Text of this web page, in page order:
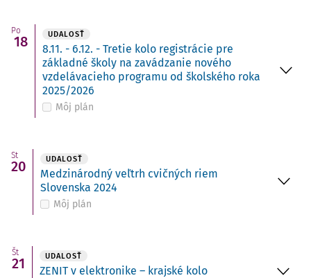
Po
18 UDALOSŤ
8.11. - 6.12. - Tretie kolo registrácie pre
základné školy na zavádzanie nového
vzdelávacieho programu od školského roka
2025/2026
Môj plán
St
20 UDALOSŤ
Medzinárodný veľtrh cvičných riem
Slovenska 2024
Môj plán
Št
21 UDALOSŤ
ZENIT v elektronike – krajské kolo